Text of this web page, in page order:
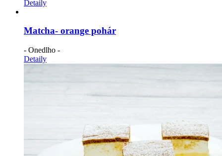
Detaily
Matcha- orange pohár
- Onedlho -
Detaily